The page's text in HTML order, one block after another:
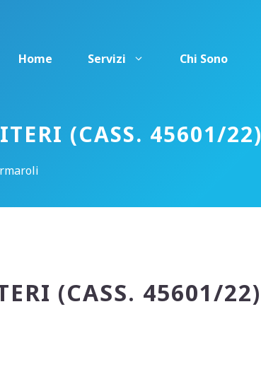
Home
Servizi Chi Sono
(CASS. 45601/22)
(CASS. 45601/22)